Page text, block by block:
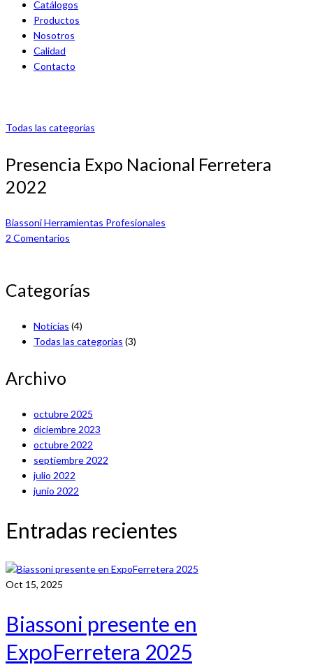
Catálogos
Productos
Nosotros
Calidad
Contacto
Todas las categorías
Presencia Expo Nacional Ferretera
2022
Biassoni Herramientas Profesionales
2 Comentarios
Categorías
Noticias (4)
Todas las categorías (3)
Archivo
octubre 2025
diciembre 2023
octubre 2022
septiembre 2022
julio 2022
junio 2022
Entradas recientes
Oct 15, 2025
Biassoni presente en
ExpoFerretera 2025